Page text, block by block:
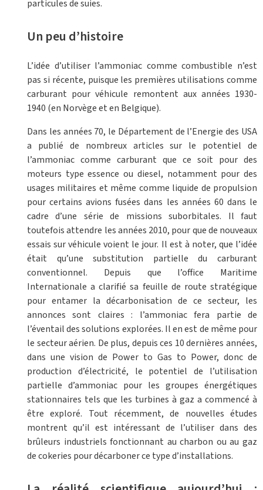
particules de suies.
Un peu d’histoire
L’idée d’utiliser l’ammoniac comme combustible n’est
pas si récente, puisque les premières utilisations comme
carburant pour véhicule remontent aux années 1930-
1940 (en Norvège et en Belgique).
Dans les années 70, le Département de l’Energie des USA
a publié de nombreux articles sur le potentiel de
l’ammoniac comme carburant que ce soit pour des
moteurs type essence ou diesel, notamment pour des
usages militaires et même comme liquide de propulsion
pour certains avions fusées dans les années 60 dans le
cadre d’une série de missions suborbitales. Il faut
toutefois attendre les années 2010, pour que de nouveaux
essais sur véhicule voient le jour. Il est à noter, que l’idée
était qu’une substitution partielle du carburant
conventionnel. Depuis que l’office Maritime
Internationale a clarifié sa feuille de route stratégique
pour entamer la décarbonisation de ce secteur, les
annonces sont claires : l’ammoniac fera partie de
l’éventail des solutions explorées. Il en est de même pour
le secteur aérien. De plus, depuis ces 10 dernières années,
dans une vision de Power to Gas to Power, donc de
production d’électricité, le potentiel de l’utilisation
partielle d’ammoniac pour les groupes énergétiques
stationnaires tels que les turbines à gaz a commencé à
être exploré. Tout récemment, de nouvelles études
montrent qu’il est intéressant de l’utiliser dans des
brûleurs industriels fonctionnant au charbon ou au gaz
de cokeries pour décarboner ce type d’installations.